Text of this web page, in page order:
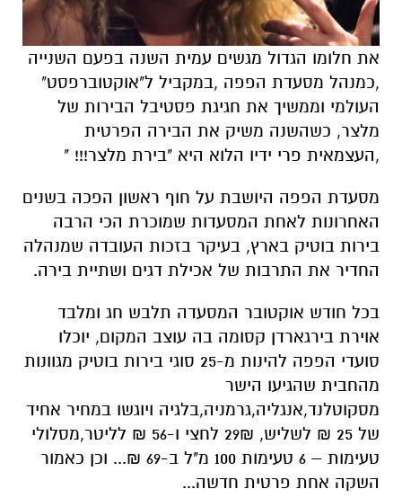
את חלומו הגדול מגשים עמית השנה בפעם השנייה
,כמנהל מסעדת הפפה ,במקביל ל"אוקטוברפסט"
העולמי וממשיך את חגיגת פסטיבל הבירות של
מלצר, כשהשנה משיק את הבירה הפרטית
,העצמאית פרי ידיו הלוא היא "בירת מלצר!!! "
מסעדת הפפה היושבת על חוף ראשון הפכה בשנים
האחרונות לאחת המסעדות שמוכרת הכי הרבה
בירות בוטיק בארץ, בעיקר בזכות העובדה שמנהלה
החדיר את התרבות של אכילת דגים ושתיית בירה.
בכל חודש אוקטובר המסעדה תלבש חג ומלבד
אוירת בירגארדן קסומה בה עוצב המקום, יוכלו
סועדי הפפה להינות מ-25 סוגי בירות בוטיק מגוונות
מהחבית שהגיעו הישר
מסקוטלנד,אנגליה,גרמניה,בלגיה ויוגשו במחיר אחיד
של 25 ₪ לשליש, 29₪ לחצי ו-56 ₪ לליטר,מסלולי
טעימות – 6 טעימות 100 מ"ל ב-69 ₪... וכן כאמור
השקה אחת פרטית חדשה...